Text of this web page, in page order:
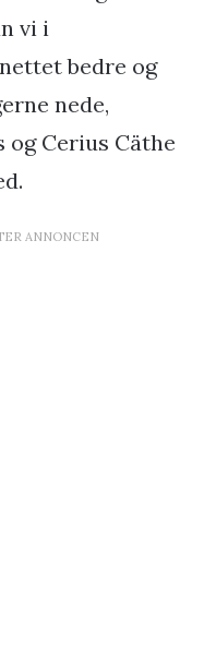
vi i
bedre og
nede,
og Cerius Cäthe
ANNONCEN